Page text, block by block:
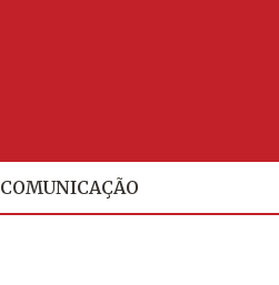
COMUNICAÇÃO